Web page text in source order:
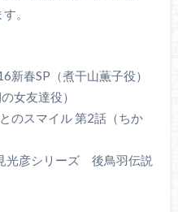
。
新春SP（煮干山薫子役）
女友達役）
のスマイル 第2話（ちか
光彦シリーズ 後鳥羽伝説